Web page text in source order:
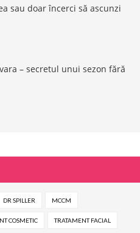
sau doar încerci să ascunzi
– secretul unui sezon fără
DR SPILLER MCCM
COSMETIC TRATAMENT FACIAL